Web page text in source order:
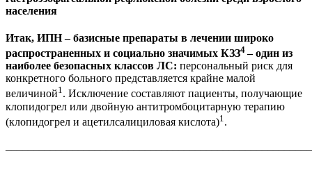
Итак, ИПН – базисные препараты в лечении широко
распространенных и социально значимых КЗЗ4 – один из
наиболее безопасных классов ЛС: персональный риск для
конкретного больного представляется крайне малой
величиной1. Исключение составляют пациенты, получающие
клопидогрел или двойную антитромбоцитарную терапию
(клопидогрел и ацетилсалициловая кислота)1 .